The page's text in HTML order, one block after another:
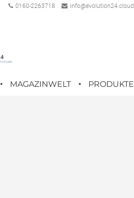
0160-2263718 info@evolution24.cloud
MAGAZINWELT PRODUKTE